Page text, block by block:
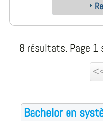
8 résultats. Page 1
Bachelor en